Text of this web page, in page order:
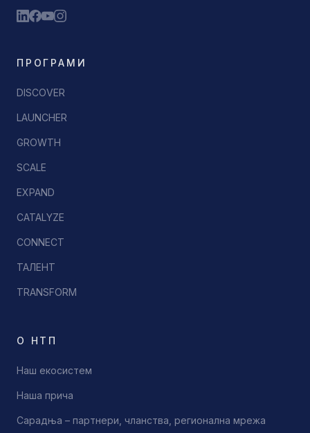
ПРОГРАМИ
DISCOVER
LAUNCHER
GROWTH
SCALE
EXPAND
CATALYZE
CONNECT
ТАЛЕНТ
TRANSFORM
О НТП
Наш екосистем
Наша прича
Сарадња – партнери, чланства, регионална мрежа